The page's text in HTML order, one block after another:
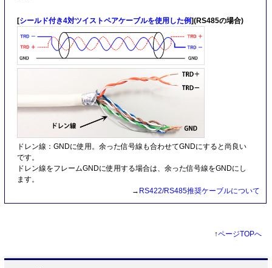
[シールド付き4対ツイストペアケーブルを使用した例](RS485の場合)
ドレン線：GNDに使用。余った信号線も合わせてGNDにすると尚良い
です。
ドレン線をフレームGNDに使用する場合は、余った信号線をGNDにし
ます。
→ RS422/RS485推奨ケーブルについて
↑ページTOPへ